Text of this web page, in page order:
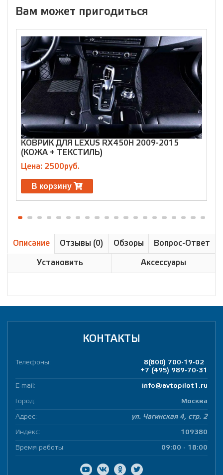
Вам может пригодиться
КОВРИК ДЛЯ LEXUS RX450H 2009-2015
(КОЖА + ТЕКСТИЛЬ)
Цена: 2500руб.
В корзину
Описание Отзывы (0) Обзоры Вопрос-Ответ
Установить Аксессуары
КОНТАКТЫ
Телефоны:
8(800) 700-19-02
+7 (495) 989-70-31
E-mail: info@avtopilot1.ru
Город: Москва
Адрес: ул. Чагинская 4, стр. 2
Индекс: 109380
Время работы: 09:00 - 18:00